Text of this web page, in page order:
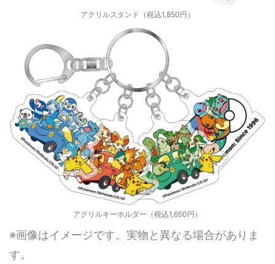
アクリルスタンド（税込1,850円）
アクリルキーホルダー（税込1,650円）
※画像はイメージです。実物と異なる場合がありま
す。